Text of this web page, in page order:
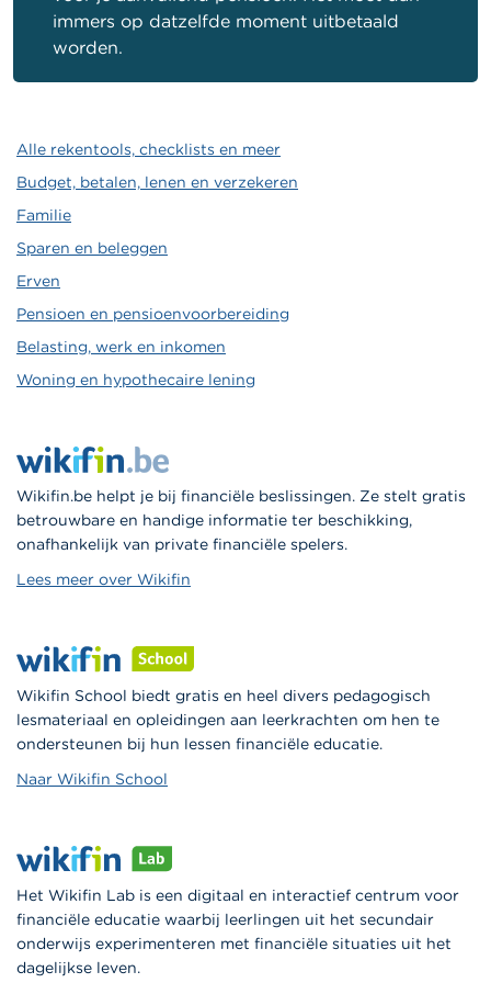
immers op datzelfde moment uitbetaald
worden.
Alle rekentools, checklists en meer
Budget, betalen, lenen en verzekeren
Familie
Sparen en beleggen
Erven
Pensioen en pensioenvoorbereiding
Belasting, werk en inkomen
Woning en hypothecaire lening
Wikifin.be helpt je bij financiële beslissingen. Ze stelt gratis
betrouwbare en handige informatie ter beschikking,
onafhankelijk van private financiële spelers.
Lees meer over Wikifin
Wikifin School biedt gratis en heel divers pedagogisch
lesmateriaal en opleidingen aan leerkrachten om hen te
ondersteunen bij hun lessen financiële educatie.
Naar Wikifin School
Het Wikifin Lab is een digitaal en interactief centrum voor
financiële educatie waarbij leerlingen uit het secundair
onderwijs experimenteren met financiële situaties uit het
dagelijkse leven.